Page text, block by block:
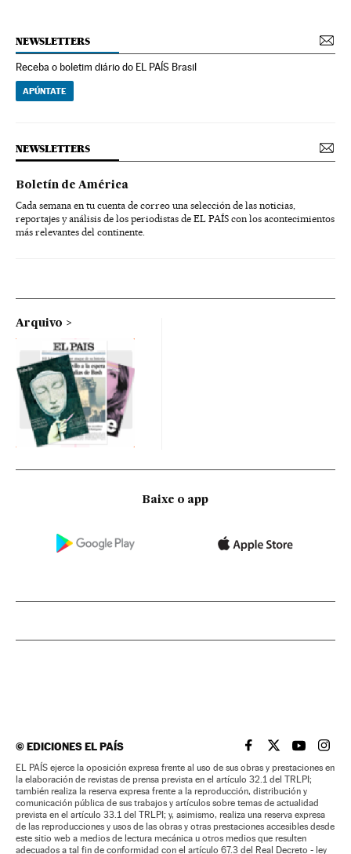
NEWSLETTERS
Receba o boletim diário do EL PAÍS Brasil
APÚNTATE
NEWSLETTERS
Boletín de América
Cada semana en tu cuenta de correo una selección de las noticias,
reportajes y análisis de los periodistas de EL PAÍS con los acontecimientos
más relevantes del continente.
Arquivo
Baixe o app
©EDICIONES EL PAÍS EL PAÍS BRASIL EN
EL PAÍSEL PAÍS
EL
EL PAÍS ejerce la oposición expresa frente al uso de sus obras y prestaciones en
la elaboración de revistas de prensa prevista en el artículo 32.1 del TRLPI;
también realiza la reserva expresa frente a la reproducción, distribución y
comunicación pública de sus trabajos y artículos sobre temas de actualidad
prevista en el artículo 33.1 del TRLPI; y, asimismo, realiza una reserva expresa
de las reproducciones y usos de las obras y otras prestaciones accesibles desde
este sitio web a medios de lectura mecánica u otros medios que resulten
adecuados a tal fin de conformidad con el artículo 67.3 del Real Decreto - ley